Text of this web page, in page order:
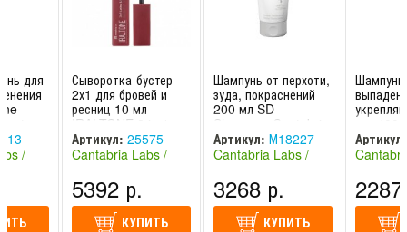
для
/
Сыворотка-бустер
2х1 для бровей и
ресниц 10 мл
IRALTONE 2 in 1
Lashes and
Eyebrows Serum
Артикул: 25575
Cantabria Labs /
(Испания)
5392 р.
КУПИТЬ
Шампунь от перхоти,
зуда, покраснений
200 мл SD
Shampoo Cantabria
Labs / Кантабрия
Лабс
Артикул: М18227
Cantabria Labs /
(Испания)
3268 р.
КУПИТЬ
Шампунь
Артикул: